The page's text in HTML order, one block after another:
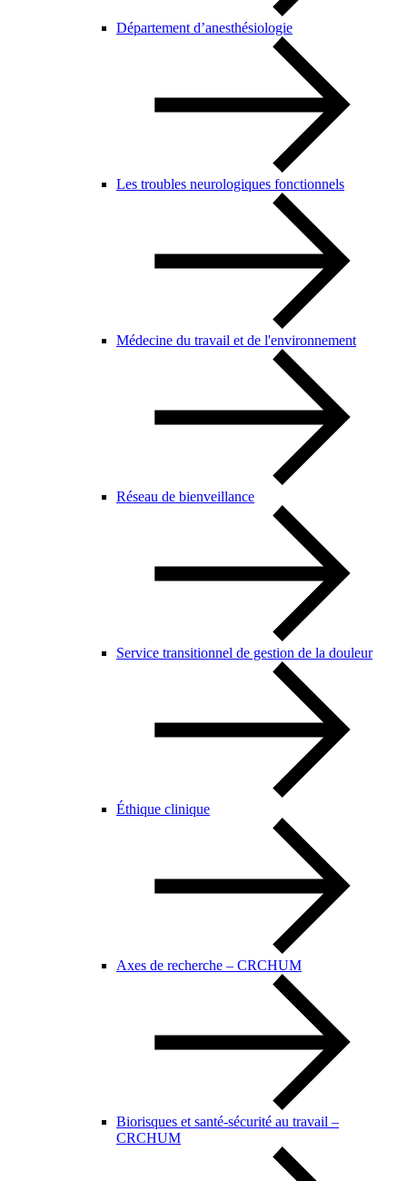
Département d’anesthésiologie
Les troubles neurologiques fonctionnels
Médecine du travail et de l'environnement
Réseau de bienveillance
Service transitionnel de gestion de la douleur
Éthique clinique
Axes de recherche – CRCHUM
Biorisques et santé-sécurité au travail –
CRCHUM